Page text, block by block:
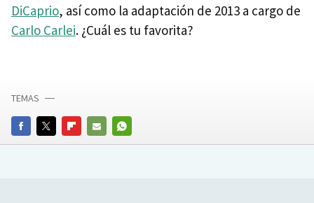
DiCaprio, así como la adaptación de 2013 a cargo de
Carlo Carlei. ¿Cuál es tu favorita?
FACEBOOKTWITTERFLIPBOARD
E-
WHATSAPP
TEMAS